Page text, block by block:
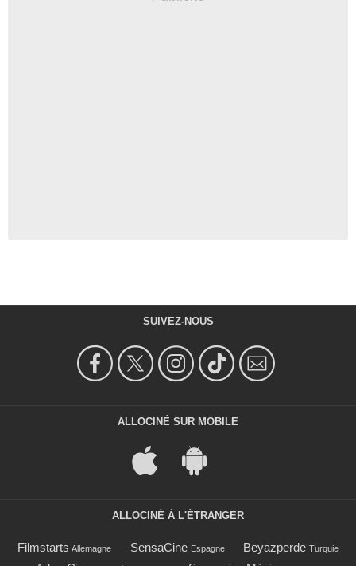
SUIVEZ-NOUS
ALLOCINÉ SUR MOBILE
ALLOCINÉ À L'ÉTRANGER
Filmstarts Allemagne SensaCine Espagne Beyazperde Turquie